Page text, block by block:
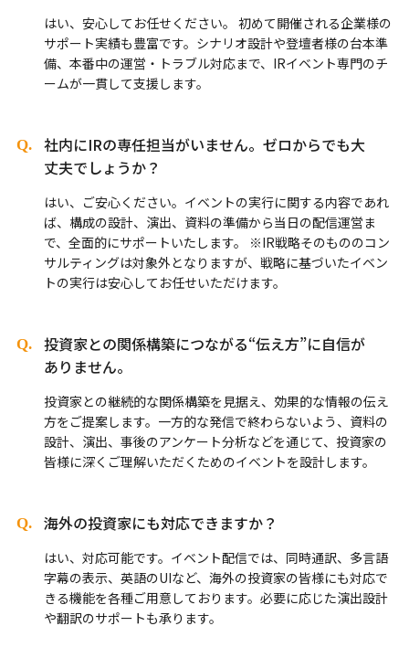
はい、安心してお任せください。 初めて開催される企業様の
サポート実績も豊富です。シナリオ設計や登壇者様の台本準
備、本番中の運営・トラブル対応まで、IRイベント専門のチ
ームが一貫して支援します。
社内にIRの専任担当がいません。ゼロからでも大
丈夫でしょうか？
はい、ご安心ください。イベントの実行に関する内容であれ
ば、構成の設計、演出、資料の準備から当日の配信運営ま
で、全面的にサポートいたします。 ※IR戦略そのもののコン
サルティングは対象外となりますが、戦略に基づいたイベン
トの実行は安心してお任せいただけます。
投資家との関係構築につながる“伝え方”に自信が
ありません。
投資家との継続的な関係構築を見据え、効果的な情報の伝え
方をご提案します。一方的な発信で終わらないよう、資料の
設計、演出、事後のアンケート分析などを通じて、投資家の
皆様に深くご理解いただくためのイベントを設計します。
海外の投資家にも対応できますか？
はい、対応可能です。イベント配信では、同時通訳、多言語
字幕の表示、英語のUIなど、海外の投資家の皆様にも対応で
きる機能を各種ご用意しております。必要に応じた演出設計
や翻訳のサポートも承ります。